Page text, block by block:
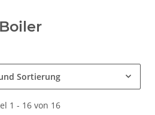
Sortierung
1 - 16 von 16